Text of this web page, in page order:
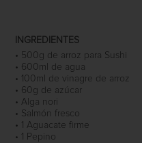
INGREDIENTES
• 500g de arroz para Sushi
• 600ml de agua
• 100ml de vinagre de arroz
• 60g de azúcar
• Alga nori
• Salmón fresco
• 1 Aguacate firme
• 1 Pepino